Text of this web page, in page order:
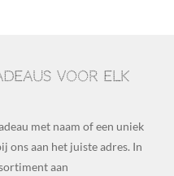
voor elk
met naam of een uniek
ons aan het juiste adres. In
aan